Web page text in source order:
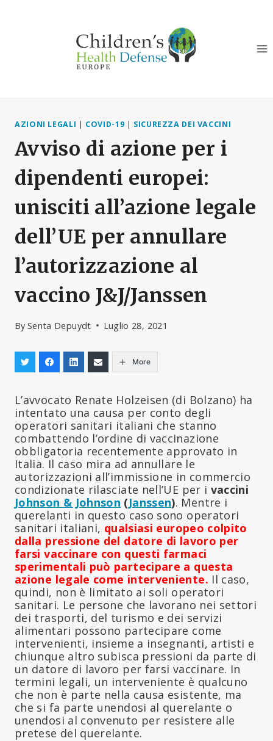
AZIONI LEGALI | COVID-19 | SICUREZZA DEI VACCINI
Avviso di azione per i
dipendenti europei:
unisciti all’azione legale
dell’UE per annullare
l’autorizzazione al
vaccino J&J/Janssen
By Senta Depuydt Luglio 28, 2021
More
L’avvocato Renate Holzeisen (di Bolzano) ha
intentato una causa per conto degli
operatori sanitari italiani che stanno
combattendo l’ordine di vaccinazione
obbligatoria recentemente approvato in
Italia. Il caso mira ad annullare le
autorizzazioni all’immissione in commercio
condizionate rilasciate nell’UE per i vaccini
Johnson & Johnson (Janssen). Mentre i
querelanti in questo caso sono operatori
sanitari italiani, qualsiasi europeo colpito
dalla pressione del datore di lavoro per
farsi vaccinare con questi farmaci
sperimentali può partecipare a questa
azione legale come interveniente. Il caso,
quindi, non è limitato ai soli operatori
sanitari. Le persone che lavorano nei settori
dei trasporti, del turismo e dei servizi
alimentari possono partecipare come
intervenienti, insieme a insegnanti, artisti e
chiunque altro subisca pressioni da parte di
un datore di lavoro per farsi vaccinare. In
termini legali, un interveniente è qualcuno
che non è parte nella causa esistente, ma
che si fa parte unendosi al querelante o
unendosi al convenuto per resistere alle
pretese del querelante.